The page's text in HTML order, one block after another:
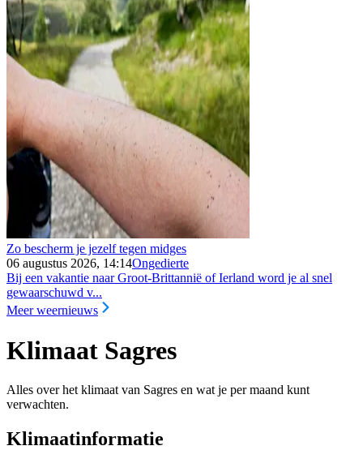
Zo bescherm je jezelf tegen midges
06 augustus 2026, 14:14Ongedierte
Bij een vakantie naar Groot-Brittannië of Ierland word je al snel
gewaarschuwd v...
Meer weernieuws
Klimaat Sagres
Alles over het klimaat van Sagres en wat je per maand kunt
verwachten.
Klimaatinformatie